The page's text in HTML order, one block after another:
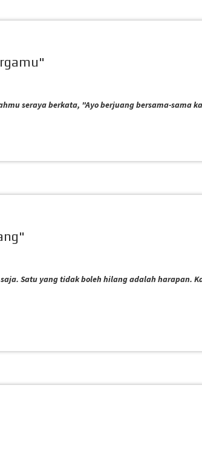
seraya berkata, "Ayo berjuang bersama-sama
Satu yang tidak boleh hilang adalah harapan.